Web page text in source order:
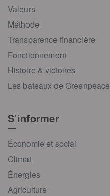
Valeurs
Méthode
Transparence financière
Fonctionnement
Histoire & victoires
Les bateaux de Greenpeace
S’informer
Économie et social
Climat
Énergies
Agriculture